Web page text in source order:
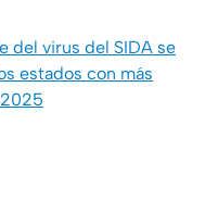
del virus del SIDA se
estados con más